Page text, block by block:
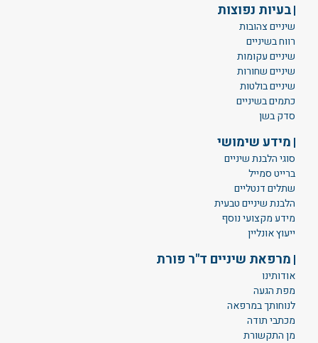
בעיות נפוצות
שיניים צהובות
רווח בשיניים
שיניים עקומות
שיניים שחורות
שיניים בולטות
כתמים בשיניים
סדק בשן
מידע שימושי
סוגי הלבנת שיניים
ברייט סמייל
שתלים דנטליים
הלבנת שיניים טבעית
מידע מקצועי נוסף
ייעוץ אונליין
מרפאת שיניים ד"ר פורת
אודותינו
מפת הגעה
לנוחותך במרפאה
מכתבי תודה
מן התקשורת